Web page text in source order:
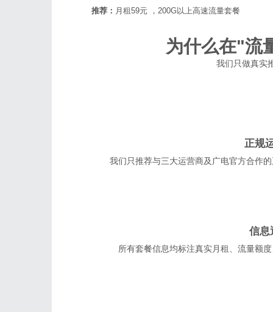
推荐： 月租59元 ，200G以上高速流量套餐
为什么在"流
我们只做真实
正规
我们只推荐与三大运营商及广电官方合作
信息
所有套餐信息均标注真实月租、流量额